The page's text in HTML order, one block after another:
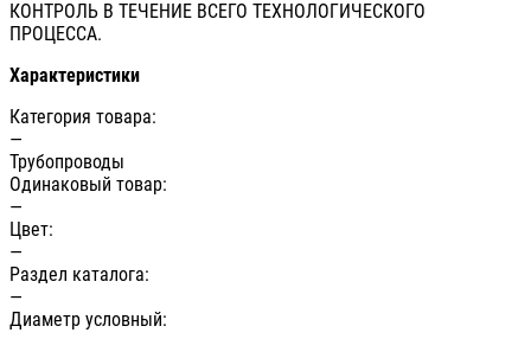
КОНТРОЛЬ В ТЕЧЕНИЕ ВСЕГО ТЕХНОЛОГИЧЕСКОГО
ПРОЦЕССА.
Характеристики
Категория товара:
—
Трубопроводы
Одинаковый товар:
—
Цвет:
—
Раздел каталога:
—
Диаметр условный: